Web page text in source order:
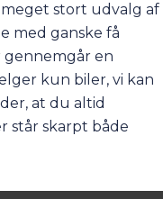
stort udvalg af
med ganske få
gennemgår en
kun biler, vi kan
at du altid
står skarpt både